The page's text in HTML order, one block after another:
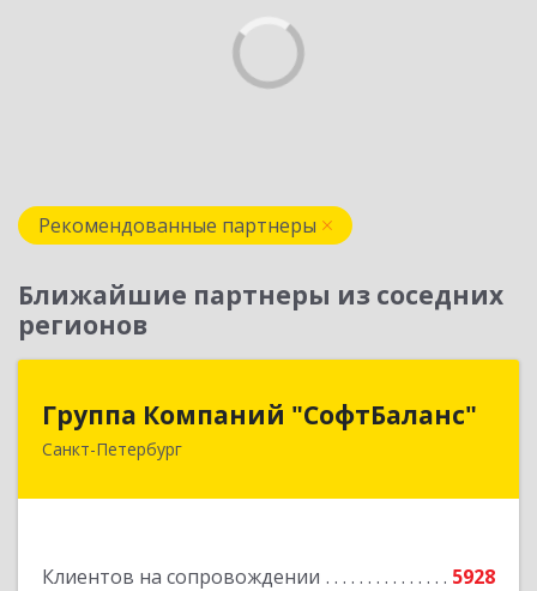
Рекомендованные партнеры
Ближайшие партнеры из соседних
регионов
Группа Компаний "СофтБаланс"
Санкт-Петербург
Клиентов на сопровождении
5928
Группа Компаний "СофтБаланс"
195112, Санкт-Петербург г, Заневский пр-кт,